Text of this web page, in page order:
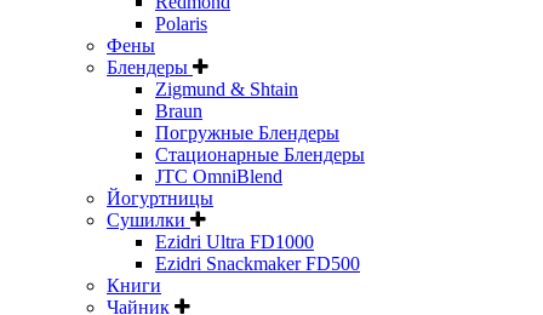
Polaris
Фены
Блендеры
Zigmund & Shtain
Braun
Погружные Блендеры
Стационарные Блендеры
JTC OmniBlend
Йогуртницы
Сушилки
Ezidri Ultra FD1000
Ezidri Snackmaker FD500
Книги
Чайник